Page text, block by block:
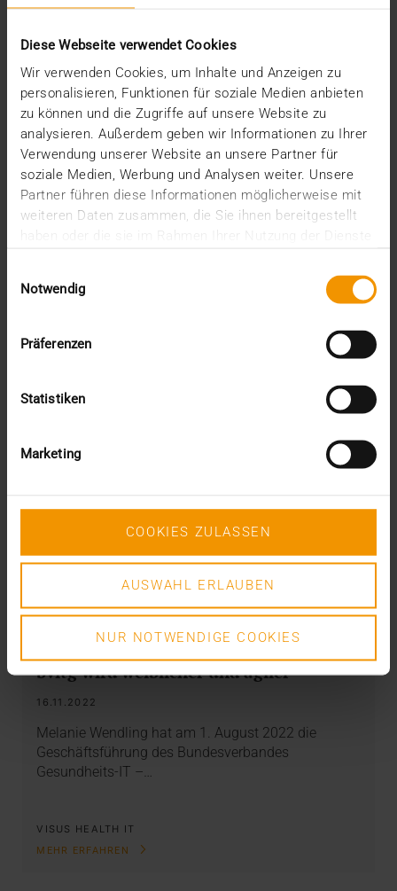
Diese Webseite verwendet Cookies
Wir verwenden Cookies, um Inhalte und Anzeigen zu
personalisieren, Funktionen für soziale Medien anbieten
zu können und die Zugriffe auf unsere Website zu
analysieren. Außerdem geben wir Informationen zu Ihrer
Verwendung unserer Website an unsere Partner für
soziale Medien, Werbung und Analysen weiter. Unsere
Partner führen diese Informationen möglicherweise mit
weiteren Daten zusammen, die Sie ihnen bereitgestellt
Notwendig
Präferenzen
Statistiken
Marketing
COOKIES ZULASSEN
AUSWAHL ERLAUBEN
NUR NOTWENDIGE COOKIES
JiveX Enterprise PACS in der
Universitätsmedizin Rostock
Lange mussten die Mitarbeitenden der
Universitätsmedizin Rostock (UMR) auf ihr neues
PACS warten,…
VISUS HEALTH IT
MEHR ERFAHREN
Wechsel an der Verbandsspitze: Der
bvitg wird weiblicher und agiler
16.11.2022
Melanie Wendling hat am 1. August 2022 die
Geschäftsführung des Bundesverbandes
Gesundheits-IT –…
VISUS HEALTH IT
MEHR ERFAHREN